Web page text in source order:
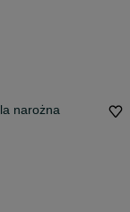
narożna